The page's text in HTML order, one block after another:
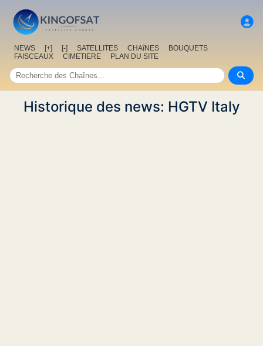
NEWS [+] [-] SATELLITES CHAîNES
BOUQUETS
FAISCEAUX
CIMETIERE PLAN DU SITE
Historique des news: HGTV Italy